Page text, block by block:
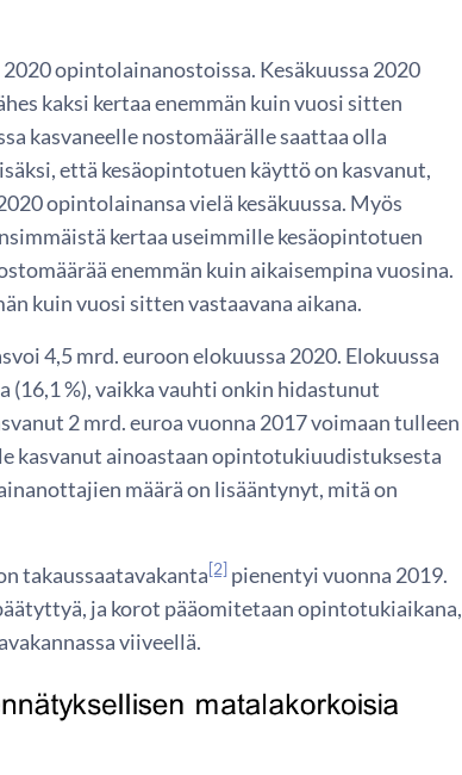
opintolainanostoissa. Kesäkuussa 2020
kaksi kertaa enemmän kuin vuosi sitten
kasvaneelle nostomäärälle saattaa olla
että kesäopintotuen käyttö on kasvanut,
opintolainansa vielä kesäkuussa. Myös
kertaa useimmille kesäopintotuen
enemmän kuin aikaisempina vuosina.
kuin vuosi sitten vastaavana aikana.
4,5 mrd. euroon elokuussa 2020. Elokuussa
%), vaikka vauhti onkin hidastunut
2 mrd. euroa vuonna 2017 voimaan tulleen
kasvanut ainoastaan opintotukiuudistuksesta
määrä on lisääntynyt, mitä on
takaussaatavakanta[2] pienentyi vuonna 2019.
ja korot pääomitetaan opintotukiaikana,
viiveellä.